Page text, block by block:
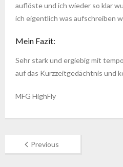
auflöste und ich wieder so klar
ich eigentlich was aufschreiben
Mein Fazit:
Sehr stark und ergiebig mit
auf das Kurzzeitgedächtnis und
MFG HighFly
Previous